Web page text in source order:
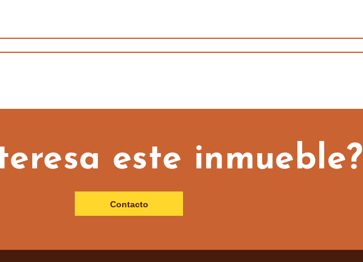
este inmueble?
Contacto